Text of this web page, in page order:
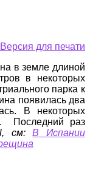
Версия для печати
в земле длиной
в некоторых
парка к
появилась два
В некоторых
Последний раз
см:В Испании